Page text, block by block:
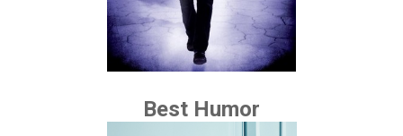
Best Humor